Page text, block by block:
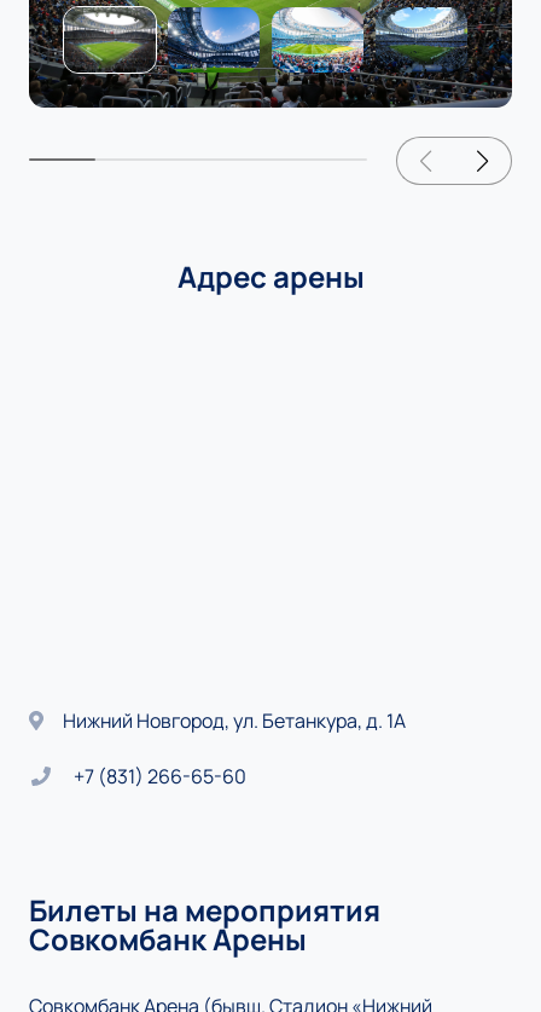
Адрес арены
Нижний Новгород, ул. Бетанкура, д. 1А
+7 (831) 266-65-60
Билеты на мероприятия
Совкомбанк Арены
Совкомбанк Арена (бывш. Стадион «Нижний